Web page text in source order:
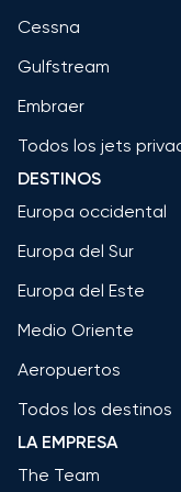
Cessna
Gulfstream
Embraer
Todos los jets
DESTINOS
Europa occidental
Europa del Sur
Europa del Este
Medio Oriente
Aeropuertos
Todos los destinos
LA EMPRESA
The Team